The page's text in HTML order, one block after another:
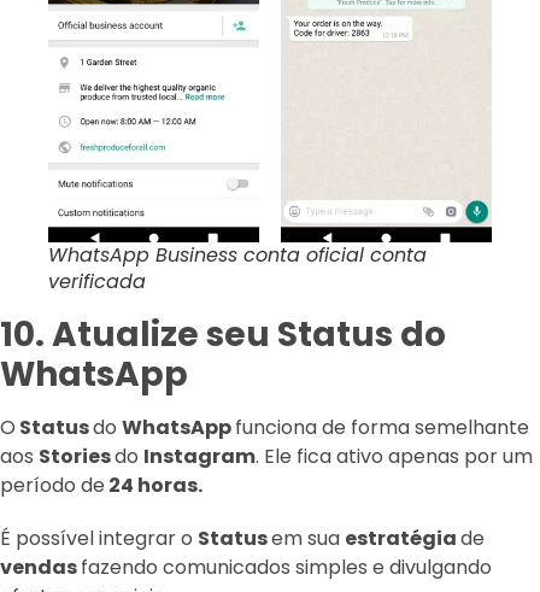
WhatsApp Business conta oficial conta
verificada
10. Atualize seu Status do
WhatsApp
O Statusdo WhatsAppfunciona de forma semelhante
aos Storiesdo Instagram. Ele fica ativo apenas por um
período de 24 horas.
É possível integrar o Statusem sua estratégiade
vendasfazendo comunicados simples e divulgando